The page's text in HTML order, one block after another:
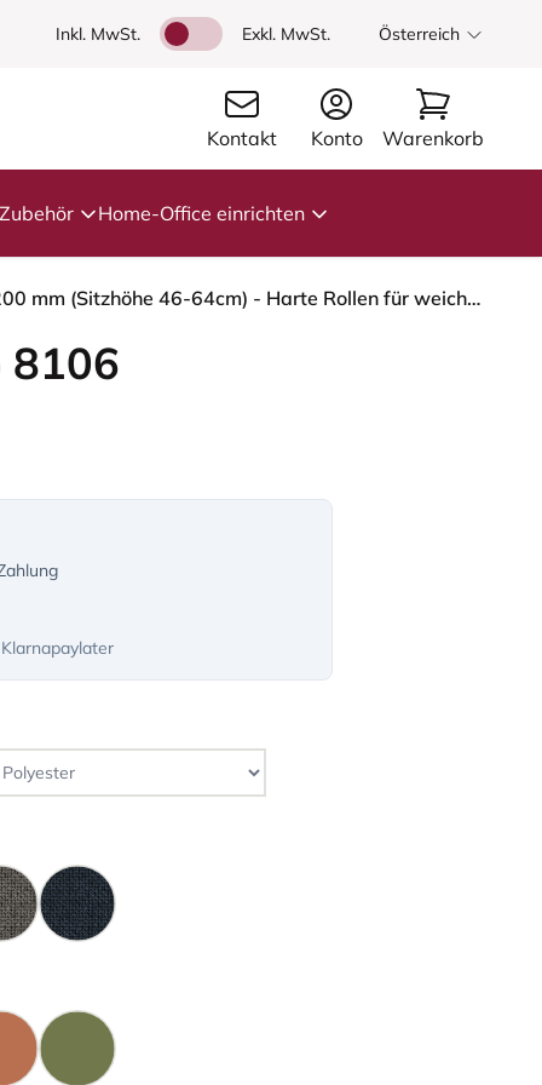
Inkl. MwSt. Exkl. MwSt. Österreich
Kontakt Konto Warenkorb
Zubehör Home-Office einrichten
HÅG Capisco 8106 - Cura Loop (Gabriel) - Recyceltes Polyester - CLP60110 Light grey - Silber - 200 mm (Sitzhöhe 46-64cm) - Harte Rollen für weiche Böden
8106